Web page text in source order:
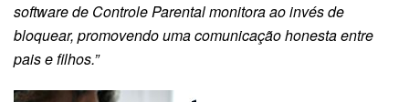
software de Controle Parental monitora ao invés de
bloquear, promovendo uma comunicação honesta entre
pais e filhos.”